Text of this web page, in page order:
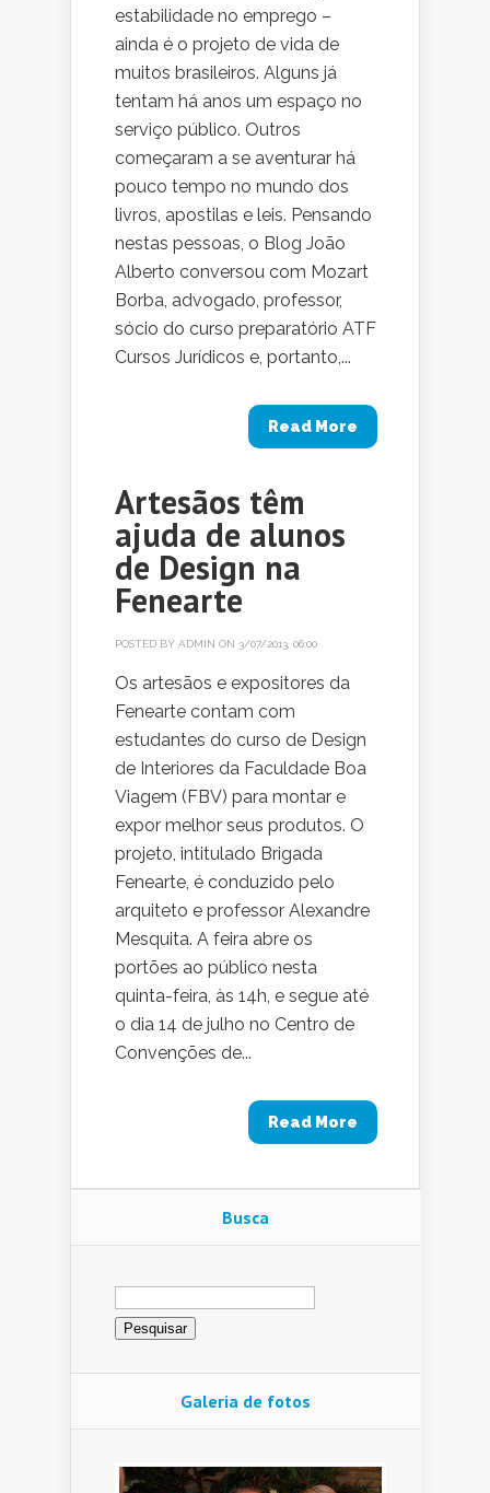
estabilidade no emprego –
ainda é o projeto de vida de
muitos brasileiros. Alguns já
tentam há anos um espaço no
serviço público. Outros
começaram a se aventurar há
pouco tempo no mundo dos
livros, apostilas e leis. Pensando
nestas pessoas, o Blog João
Alberto conversou com Mozart
Borba, advogado, professor,
sócio do curso preparatório ATF
Cursos Jurídicos e, portanto,...
Read More
Artesãos têm
ajuda de alunos
de Design na
Fenearte
POSTED BY ADMIN ON 3/07/2013, 06:00
Os artesãos e expositores da
Fenearte contam com
estudantes do curso de Design
de Interiores da Faculdade Boa
Viagem (FBV) para montar e
expor melhor seus produtos. O
projeto, intitulado Brigada
Fenearte, é conduzido pelo
arquiteto e professor Alexandre
Mesquita. A feira abre os
portões ao público nesta
quinta-feira, às 14h, e segue até
o dia 14 de julho no Centro de
Convenções de...
Read More
Busca
Pesquisar
por:
Galeria de fotos